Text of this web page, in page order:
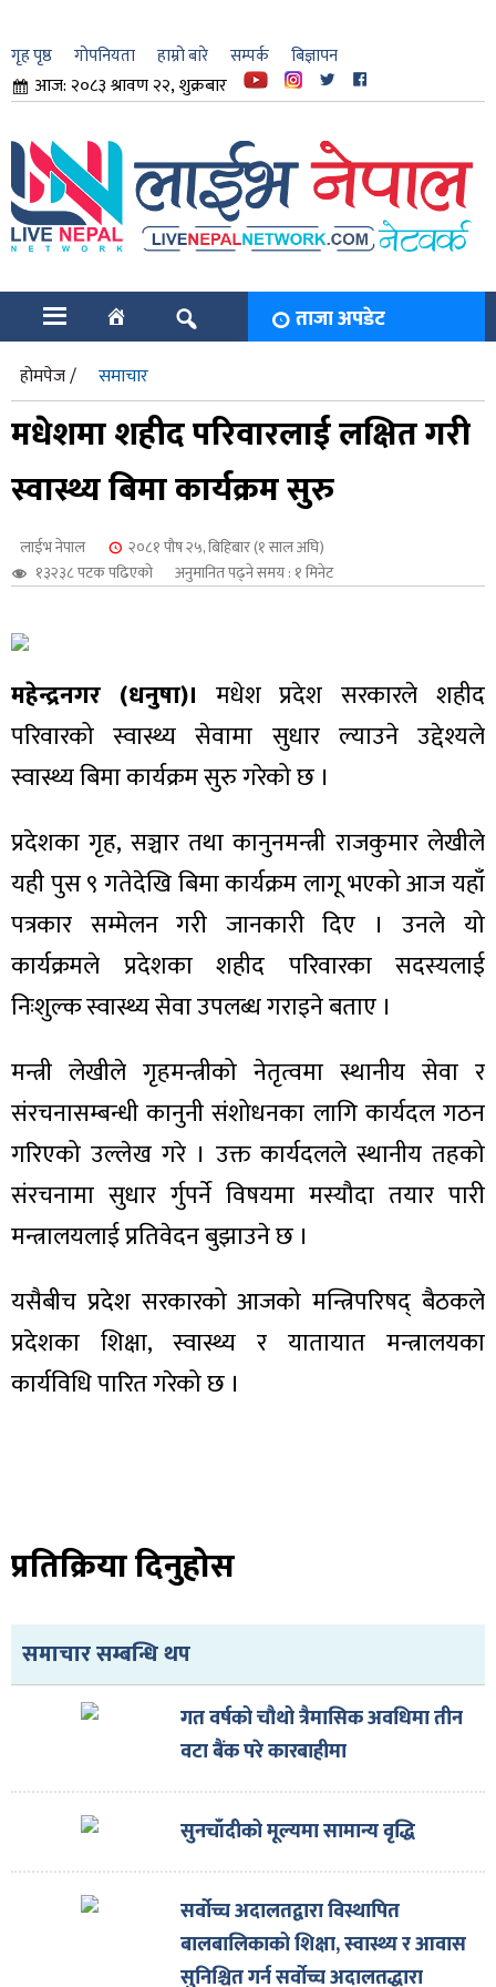
गृह पृष्ठ गोपनियता हाम्रो बारे सम्पर्क बिज्ञापन
आज: २०८३ श्रावण २२, शुक्रबार
ताजा अपडेट
होमपेज / समाचार
मधेशमा शहीद परिवारलाई लक्षित गरी
स्वास्थ्य बिमा कार्यक्रम सुरु
लाईभ नेपाल
२०८१ पौष २५, बिहिबार (१ साल अघि)
१३२३८ पटक पढिएको
अनुमानित पढ्ने समय : १ मिनेट
महेन्द्रनगर (धनुषा)। मधेश प्रदेश सरकारले शहीद
परिवारको स्वास्थ्य सेवामा सुधार ल्याउने उद्देश्यले
स्वास्थ्य बिमा कार्यक्रम सुरु गरेको छ ।
प्रदेशका गृह, सञ्चार तथा कानुनमन्त्री राजकुमार लेखीले
यही पुस ९ गतेदेखि बिमा कार्यक्रम लागू भएको आज यहाँ
पत्रकार सम्मेलन गरी जानकारी दिए । उनले यो
कार्यक्रमले प्रदेशका शहीद परिवारका सदस्यलाई
निःशुल्क स्वास्थ्य सेवा उपलब्ध गराइने बताए ।
मन्त्री लेखीले गृहमन्त्रीको नेतृत्वमा स्थानीय सेवा र
संरचनासम्बन्धी कानुनी संशोधनका लागि कार्यदल गठन
गरिएको उल्लेख गरे । उक्त कार्यदलले स्थानीय तहको
संरचनामा सुधार र्गुपर्ने विषयमा मस्यौदा तयार पारी
मन्त्रालयलाई प्रतिवेदन बुझाउने छ ।
यसैबीच प्रदेश सरकारको आजको मन्त्रिपरिषद् बैठकले
प्रदेशका शिक्षा, स्वास्थ्य र यातायात मन्त्रालयका
कार्यविधि पारित गरेको छ ।
प्रतिक्रिया दिनुहोस
समाचार सम्बन्धि थप
गत वर्षको चौथो त्रैमासिक अवधिमा तीन
वटा बैंक परे कारबाहीमा
सुनचाँदीको मूल्यमा सामान्य वृद्धि
सर्वोच्च अदालतद्वारा विस्थापित
बालबालिकाको शिक्षा, स्वास्थ्य र आवास
सुनिश्चित गर्न सर्वोच्च अदालतद्धारा